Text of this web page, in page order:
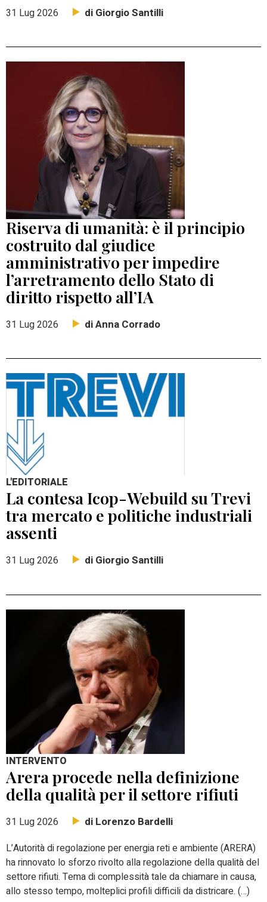
31 Lug 2026 di Giorgio Santilli
Riserva di umanità: è il principio
costruito dal giudice
amministrativo per impedire
l’arretramento dello Stato di
diritto rispetto all’IA
31 Lug 2026 di Anna Corrado
L'EDITORIALE
La contesa Icop-Webuild su Trevi
tra mercato e politiche industriali
assenti
31 Lug 2026 di Giorgio Santilli
INTERVENTO
Arera procede nella definizione
della qualità per il settore rifiuti
31 Lug 2026 di Lorenzo Bardelli
L’Autorità di regolazione per energia reti e ambiente (ARERA)
ha rinnovato lo sforzo rivolto alla regolazione della qualità del
settore rifiuti. Tema di complessità tale da chiamare in causa,
allo stesso tempo, molteplici profili difficili da districare. (…)